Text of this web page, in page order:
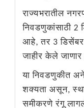
राज्यभरातील
निवडणुकांसाठी 2
आहे, तर 3 डिसेंबर
जाहीर केले
या निवडणुकीत
शक्यता असून,
समीकरणे रंगू